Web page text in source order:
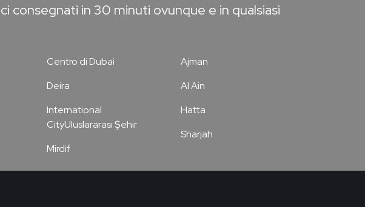
consegnati in 30 minuti ovunque e in qualsiasi
Centro di Dubai
Deira
International
CityUluslararası Şehir
Mirdif
Ajman
Al Ain
Hatta
Sharjah